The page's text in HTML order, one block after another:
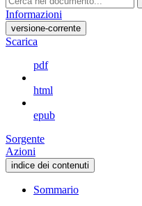
Informazioni
versione-corrente
Scarica
pdf
html
epub
Sorgente
Azioni
indice dei contenuti
Sommario